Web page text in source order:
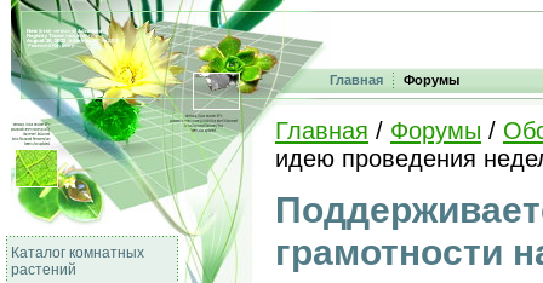
Главная Форумы
Каталог комнатных
растений
Главная / Форумы /
идею проведения
грамотности